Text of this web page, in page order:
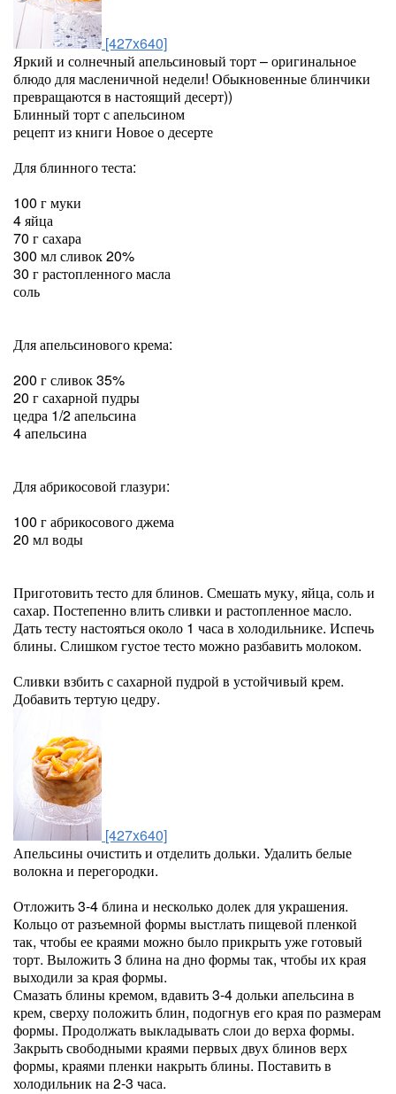
[427x640]
Яркий и солнечный апельсиновый торт – оригинальное
блюдо для масленичной недели! Обыкновенные блинчики
превращаются в настоящий десерт))
Блинный торт с апельсином
рецепт из книги Новое о десерте
Для блинного теста:
100 г муки
4 яйца
70 г сахара
300 мл сливок 20%
30 г растопленного масла
соль
Для апельсинового крема:
200 г сливок 35%
20 г сахарной пудры
цедра 1/2 апельсина
4 апельсина
Для абрикосовой глазури:
100 г абрикосового джема
20 мл воды
Приготовить тесто для блинов. Смешать муку, яйца, соль и
сахар. Постепенно влить сливки и растопленное масло.
Дать тесту настояться около 1 часа в холодильнике. Испечь
блины. Слишком густое тесто можно разбавить молоком.
Сливки взбить с сахарной пудрой в устойчивый крем.
Добавить тертую цедру.
[427x640]
Апельсины очистить и отделить дольки. Удалить белые
волокна и перегородки.
Отложить 3-4 блина и несколько долек для украшения.
Кольцо от разъемной формы выстлать пищевой пленкой
так, чтобы ее краями можно было прикрыть уже готовый
торт. Выложить 3 блина на дно формы так, чтобы их края
выходили за края формы.
Смазать блины кремом, вдавить 3-4 дольки апельсина в
крем, сверху положить блин, подогнув его края по размерам
формы. Продолжать выкладывать слои до верха формы.
Закрыть свободными краями первых двух блинов верх
формы, краями пленки накрыть блины. Поставить в
холодильник на 2-3 часа.